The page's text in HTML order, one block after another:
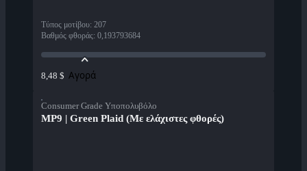
Τύπος μοτίβου: 207
Βαθμός φθοράς: 0,193793684
8,48 $ Αγορά
Consumer Grade Υποπολυβόλο
MP9 | Green Plaid (Με ελάχιστες φθορές)